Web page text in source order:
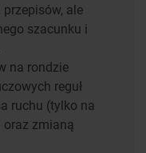
ale
szacunku i
na rondzie
reguł
ruchu (tylko na
zmianą